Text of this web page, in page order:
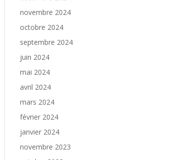
novembre 2024
octobre 2024
septembre 2024
juin 2024
mai 2024
avril 2024
mars 2024
février 2024
janvier 2024
novembre 2023